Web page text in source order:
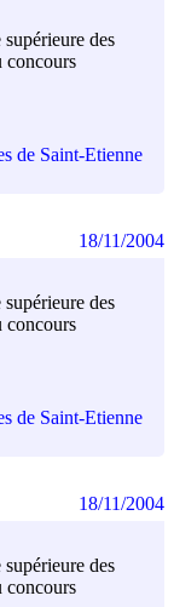
des
concours
de Saint-Etienne
des
concours
de Saint-Etienne
18/11/2004
des
concours
18/11/2004